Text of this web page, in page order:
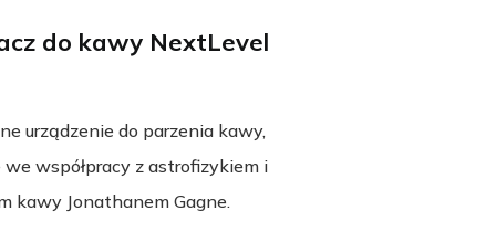
do kawy NextLevel
urządzenie do parzenia kawy,
współpracy z astrofizykiem i
kawy Jonathanem Gagne.